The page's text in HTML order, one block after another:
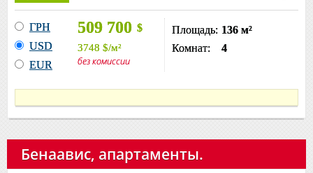
ГРН
USD
EUR
509 700 $
3748 $/м²
без комиссии
Площадь: 136 м²
Комнат:
4
Бенаавис, апартаменты.